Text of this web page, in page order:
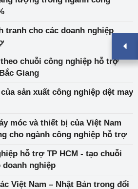
tranh cho các doanh nghiệp
chuỗi công nghiệp hỗ trợ
Giang
sản xuất công nghiệp dệt may
móc và thiết bị của Việt Nam
cho ngành công nghiệp hỗ trợ
hỗ trợ TP HCM - tạo chuỗi
doanh nghiệp
Việt Nam – Nhật Bản trong đổi